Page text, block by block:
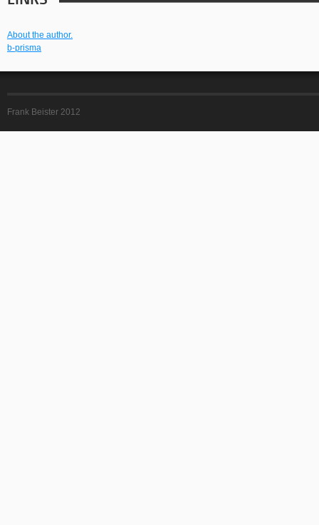
About the author.
b-prisma
Frank Beister 2012